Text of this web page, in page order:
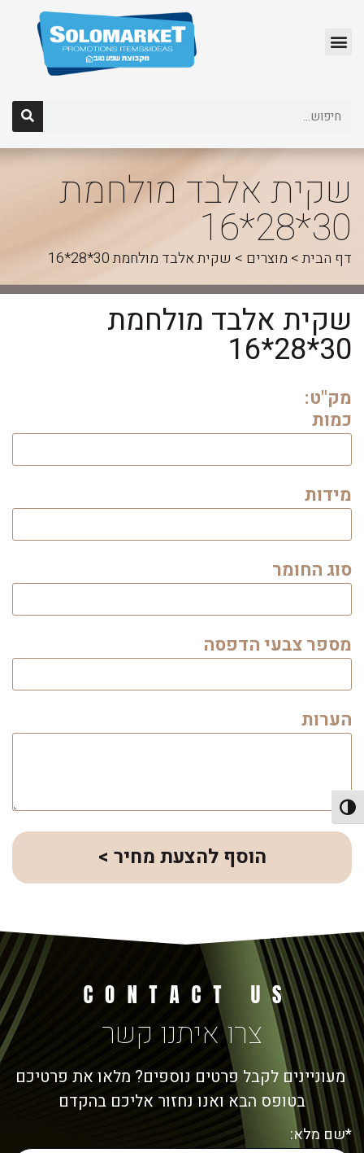
הפעל/כבה ניגודיות גבוהה
שקית אלבד מולחמת
30*28*16
דף הבית> מוצרים > שקית אלבד מולחמת 30*28*16
שקית אלבד מולחמת
30*28*16
מק"ט:
כמות
מידות
סוג החומר
מספר צבעי הדפסה
הערות
הוסף להצעת מחיר >
צרו איתנו קשר
מעוניינים לקבל פרטים נוספים? מלאו את פרטיכם
בטופס הבא ואנו נחזור אליכם בהקדם
*שם מלא: